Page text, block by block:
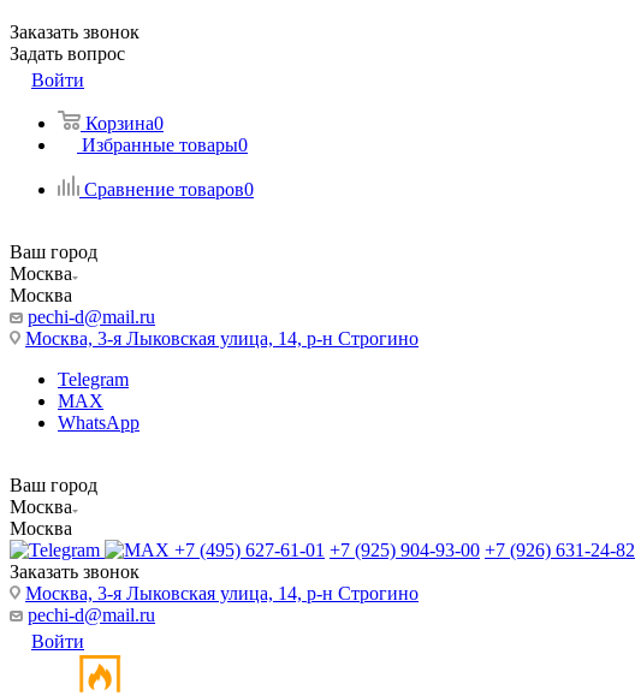
Заказать звонок
Задать вопрос
Войти
Корзина0
Избранные товары0
Сравнение товаров0
Ваш город
Москва
Москва
pechi-d@mail.ru
Москва, 3-я Лыковская улица, 14, р-н Строгино
Telegram
MAX
WhatsApp
Ваш город
Москва
Москва
+7 (495) 627-61-01 +7 (925) 904-93-00 +7 (926) 631-24-82
Заказать звонок
Москва, 3-я Лыковская улица, 14, р-н Строгино
pechi-d@mail.ru
Войти